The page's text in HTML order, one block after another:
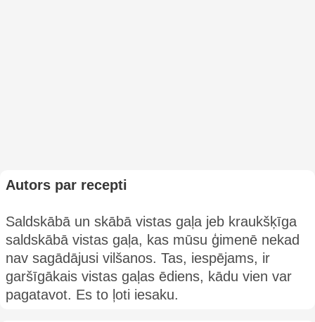
Autors par recepti
Saldskābā un skābā vistas gaļa jeb kraukšķīga
saldskābā vistas gaļa, kas mūsu ģimenē nekad
nav sagādājusi vilšanos. Tas, iespējams, ir
garšīgākais vistas gaļas ēdiens, kādu vien var
pagatavot. Es to ļoti iesaku.